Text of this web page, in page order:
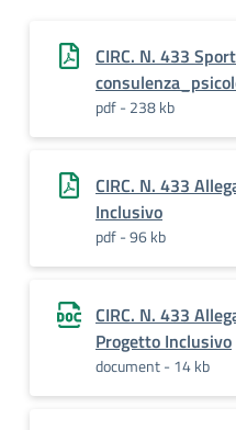
CIRC. N. 433
pdf - 238 kb
CIRC. N. 433
Inclusivo
pdf - 96 kb
CIRC. N. 433
Progetto Inclusivo
document - 14 kb